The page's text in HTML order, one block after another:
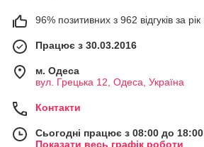
96% позитивних з 962 відгуків за рік
Працює з 30.03.2016
м. Одеса
вул. Грецька 12, Одеса, Україна
Контакти
Сьогодні працює з 08:00 до 18:00
Показати весь графік роботи